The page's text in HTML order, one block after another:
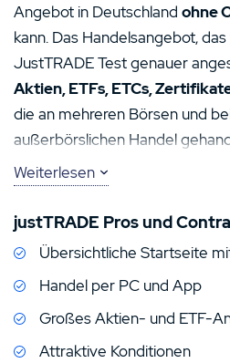
MIN. EINZAHLUNG
1,00€
LIZENZ
Ja
Kostenlosten Handel
Depot nutzbar
Kompetente Beratung
Zu
Angebot in Deutschland ohne
kann. Das Handelsangebot,
JustTRADE Test genauer
Aktien, ETFs, ETCs,
die an mehreren Börsen und
außerbörslichen Handel
Das Angebot richtet sich
Erfahrungen ein noch junger
einen oder anderen Stelle
beispielsweise bei den
In unserem JustTRADE Test
Weiterlesen
justTRADE Pros und
Übersichtliche Startseite
Handel per PC und App
Großes Aktien- und ETF-
Attraktive Konditionen